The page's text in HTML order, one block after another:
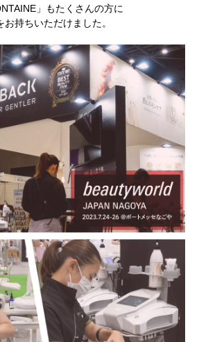
」もたくさんの方に
お持ちいただけました。